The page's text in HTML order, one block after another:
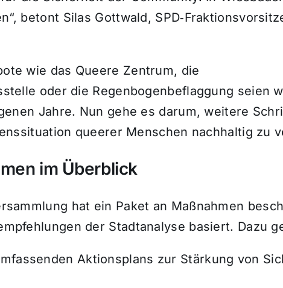
betont Silas Gottwald,
wie das Queere Zentrum, die
oder die Regenbogenbeflaggung seien
Jahre. Nun gehe es darum, weitere
queerer Menschen nachhaltig zu
im Überblick
hat ein Paket an Maßnahmen
der Stadtanalyse basiert. Dazu
Aktionsplans zur Stärkung von